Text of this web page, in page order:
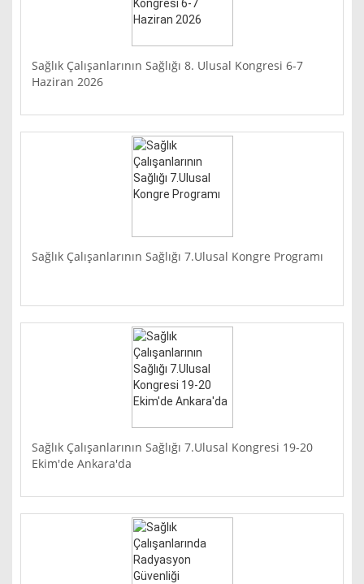
Sağlık Çalışanlarının Sağlığı 8. Ulusal Kongresi 6-7
Haziran 2026
Sağlık Çalışanlarının Sağlığı 7.Ulusal Kongre Programı
Sağlık Çalışanlarının Sağlığı 7.Ulusal Kongresi 19-20
Ekim'de Ankara'da